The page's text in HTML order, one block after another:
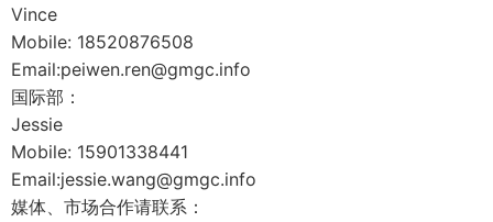
Vince
Mobile: 18520876508
Email:peiwen.ren@gmgc.info
国际部：
Jessie
Mobile: 15901338441
Email:jessie.wang@gmgc.info
媒体、市场合作请联系：